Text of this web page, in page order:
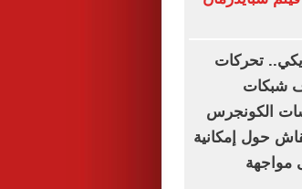
تحركات
شبكات
الكونجرس
حول إمكانية
مواجهة